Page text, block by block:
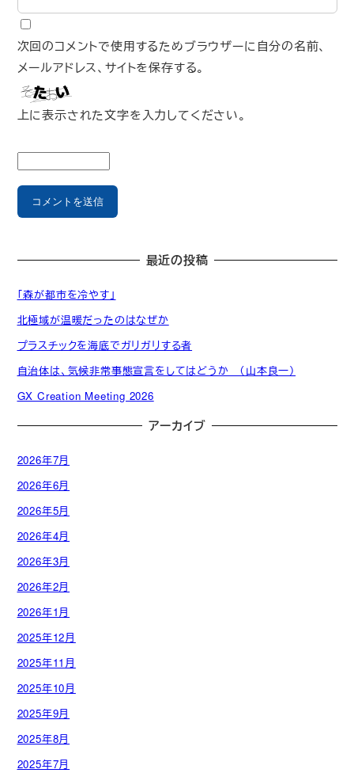
次回のコメントで使用するためブラウザーに自分の名前、
メールアドレス、サイトを保存する。
上に表示された文字を入力してください。
最近の投稿
「森が都市を冷やす」
北極域が温暖だったのはなぜか
プラスチックを海底でガリガリする者
自治体は、気候非常事態宣言をしてはどうか （山本良一）
GX Creation Meeting 2026
アーカイブ
2026年7月
2026年6月
2026年5月
2026年4月
2026年3月
2026年2月
2026年1月
2025年12月
2025年11月
2025年10月
2025年9月
2025年8月
2025年7月